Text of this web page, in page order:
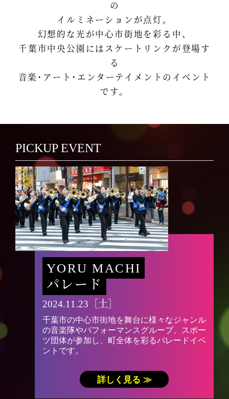
の
イルミネーションが点灯。
幻想的な光が中心市街地を彩る中、
千葉市中央公園にはスケートリンクが登場す
る
音楽･アート･エンターテイメントのイベント
です。
PICKUP EVENT
YORU MACHI
パレード
2024.11.23［土］
千葉市の中心市街地を舞台に様々なジャンル
の音楽隊やパフォーマンスグループ、スポー
ツ団体が参加し、町全体を彩るパレードイベ
ントです。
詳しく見る ≫